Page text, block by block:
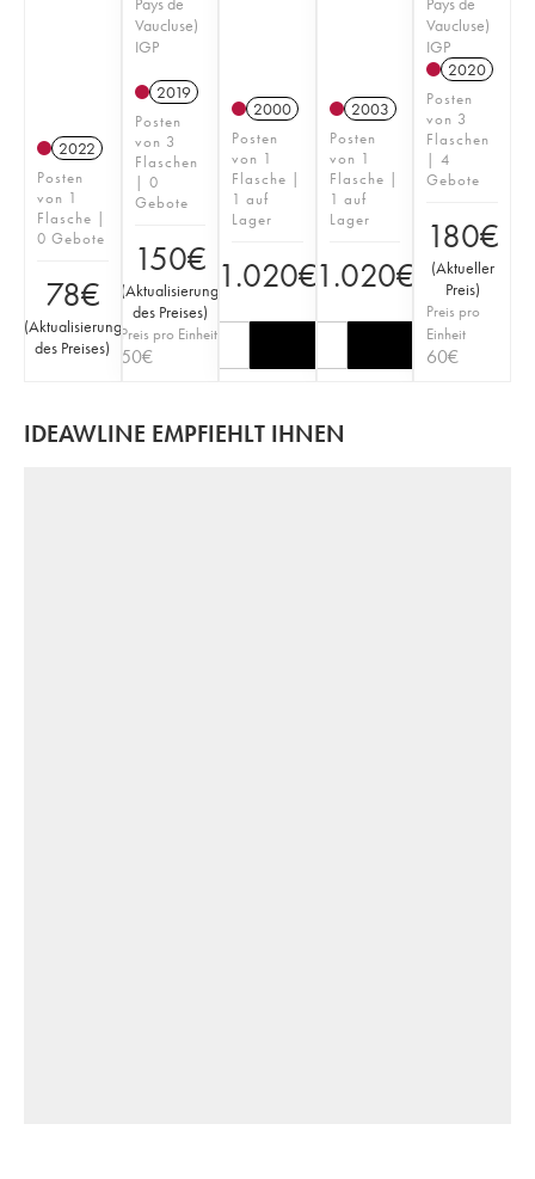
2022
Posten
von 1
Flasche |
0 Gebote
78€
(Aktualisierung
des Preises)
Vaucluse)
IGP
2019
Posten
von 3
Flaschen
| 0
Gebote
150€
(Aktualisierung
des Preises)
Preis pro Einheit
50€
2000
Posten
von 1
Flasche |
1 auf
Lager
1.020€
2003
Posten
von 1
Flasche |
1 auf
Lager
1.020€
Vaucluse)
IGP
2020
Posten
von 3
Flaschen
| 4
Gebote
180€
(Aktueller
Preis)
Preis pro
Einheit
60€
IDEAWLINE EMPFIEHLT IHNEN